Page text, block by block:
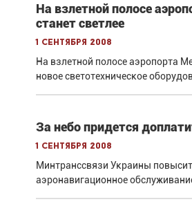
На взлетной полосе
станет светлее
1 сентября 2008
На взлетной полосе аэропорта
новое светотехническое
За небо придется
1 сентября 2008
Минтранссвязи Украины
аэронавигационное